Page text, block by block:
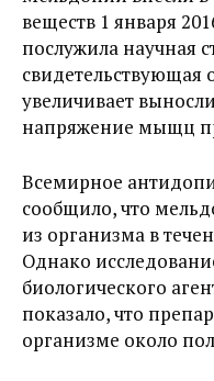
веществ 1 января
послужила научная
свидетельствующая
увеличивает
напряжение мыщц
Всемирное
сообщило, что
из организма в
Однако
биологического
показало, что
организме около